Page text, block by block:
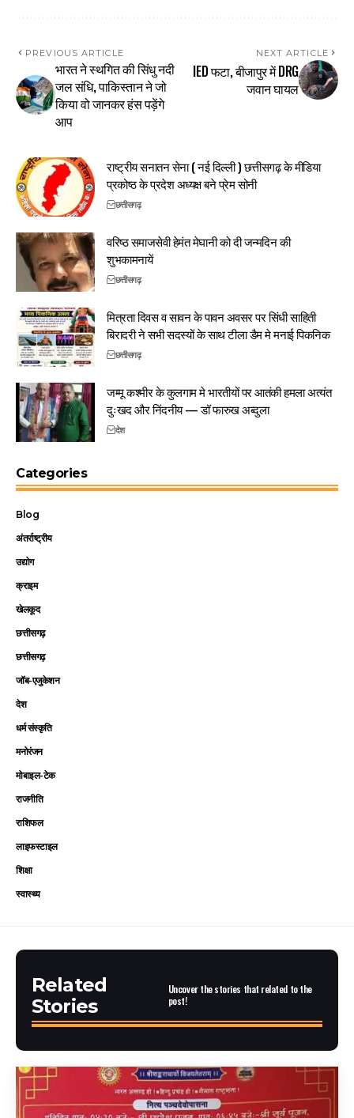
PREVIOUS ARTICLE
भारत ने स्थगित की सिंधु नदी
जल संधि, पाकिस्तान ने जो
किया वो जानकर हंस पड़ेंगे
आप
NEXT ARTICLE
IED फटा, बीजापुर में DRG
जवान घायल
राष्ट्रीय सनातन सेना ( नई दिल्ली ) छत्तीसगढ़ के मीडिया
प्रकोष्ठ के प्रदेश अध्यक्ष बने प्रेम सोनी
छत्तीसगढ़
वरिष्ठ समाजसेवी हेमंत मेघानी को दी जन्मदिन की
शुभकामनायें
छत्तीसगढ़
मित्रता दिवस व सावन के पावन अवसर पर सिंधी साहिती
बिरादरी ने सभी सदस्यों के साथ टीला डैम मे मनाई पिकनिक
छत्तीसगढ़
जम्मू कश्मीर के कुलगाम मे भारतीयों पर आतंकी हमला अत्यंत
दुःखद और निंदनीय — डॉ फारुख अब्दुला
देश
Categories
Blog
अंतर्राष्ट्रीय
उद्योग
क्राइम
खेलकूद
छत्तीसगढ़
छत्तीसगढ़
जॉब-एजुकेशन
देश
धर्म संस्कृति
मनोरंजन
मोबाइल-टेक
राजनीति
राशिफल
लाइफस्टाइल
शिक्षा
स्वास्थ्य
Related
Stories
Uncover the stories that related to the
post!